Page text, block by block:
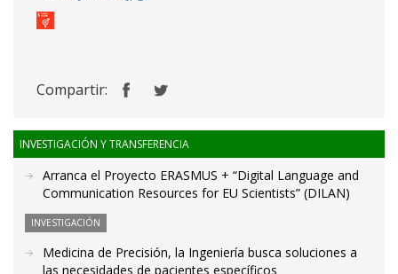
Compartir:
INVESTIGACIÓN Y TRANSFERENCIA
Arranca el Proyecto ERASMUS + “Digital Language and
Communication Resources for EU Scientists” (DILAN)
INVESTIGACIÓN
Medicina de Precisión, la Ingeniería busca soluciones a
las necesidades de pacientes específicos